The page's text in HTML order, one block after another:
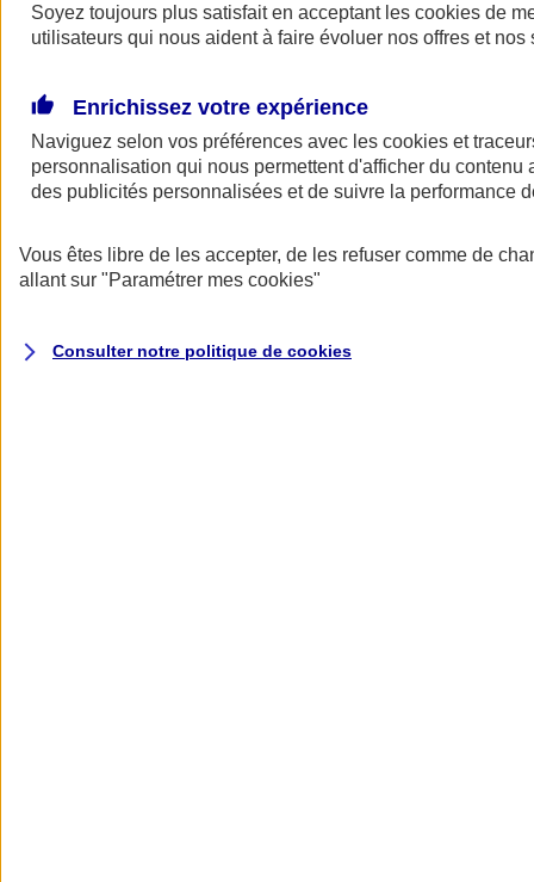
AXA Assurance
Soyez toujours plus satisfait en acceptant les cookies de
utilisateurs qui nous aident à faire évoluer nos offres et nos
Enrichissez votre expérience
Naviguez selon vos préférences avec les cookies et
personnalisation qui nous permettent d'afficher du contenu
des publicités personnalisées et de suivre la performance
Vous êtes libre de les accepter, de les refuser comme de
allant sur "Paramétrer mes cookies"
Consulter notre politique de cookies